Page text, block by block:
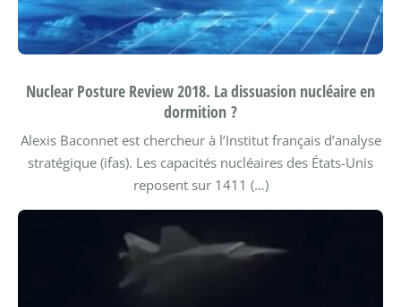
Nuclear Posture Review 2018. La dissuasion nucléaire en
dormition ?
Alexis Baconnet est chercheur à l’Institut français d’analyse
stratégique (ifas). Les capacités nucléaires des États-Unis
reposent sur 1411 (…)